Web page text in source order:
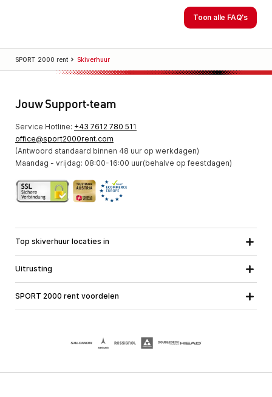
Toon alle FAQ's
SPORT 2000 rent Skiverhuur
Jouw Support-team
Service Hotline: +43 7612 780 511
office@sport2000rent.com
(Antwoord standaard binnen 48 uur op werkdagen)
Maandag - vrijdag: 08:00-16:00 uur(behalve op feestdagen)
Top skiverhuur locaties in
Stiermarken
Vorarlberg
Uitrusting
SPORT 2000 rent voordelen